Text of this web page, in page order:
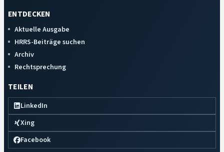
ENTDECKEN
Aktuelle Ausgabe
HRRS-Beiträge suchen
Archiv
Rechtsprechung
TEILEN
LinkedIn
Xing
Facebook